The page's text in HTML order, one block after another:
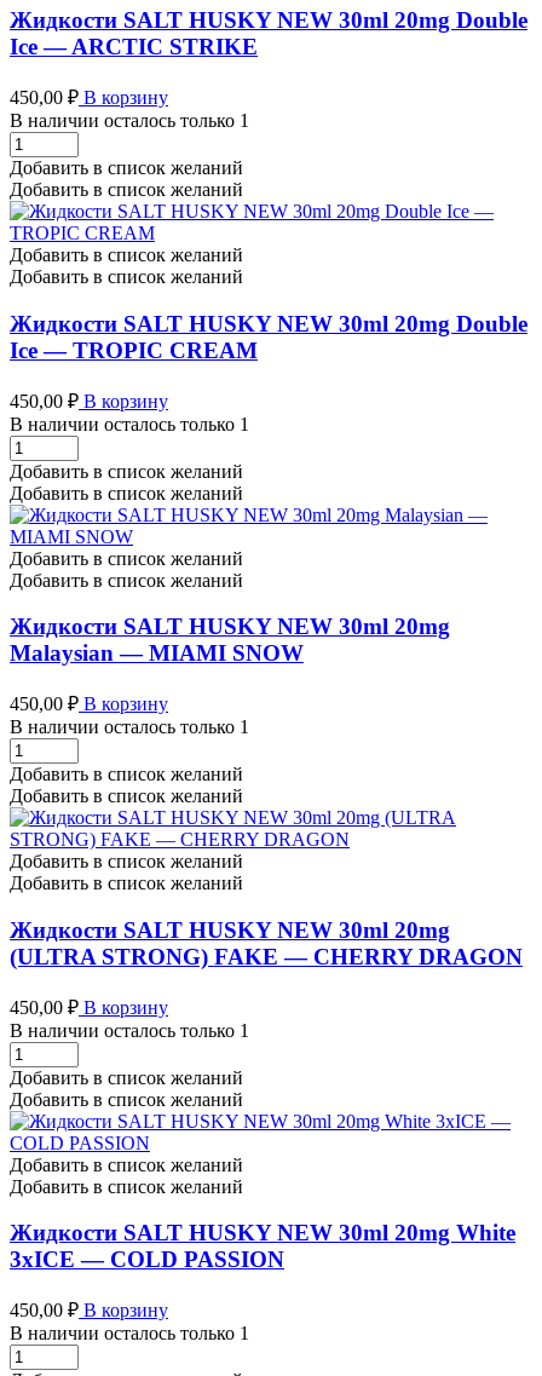
Жидкости SALT HUSKY NEW 30ml 20mg Double
Ice — ARCTIC STRIKE
450,00 ₽ В корзину
В наличии осталось только 1
Жидкости
SALT
HUSKY
NEW
30ml
20mg
Double
Ice
-
ARCTIC
STRIKE
Добавить в список желаний
Добавить в список желаний
Добавить в список желаний
Добавить в список желаний
Жидкости SALT HUSKY NEW 30ml 20mg Double
Ice — TROPIC CREAM
450,00 ₽ В корзину
В наличии осталось только 1
Жидкости
SALT
HUSKY
NEW
30ml
20mg
Double
Ice
-
TROPIC
CREAM
Добавить в список желаний
Добавить в список желаний
Добавить в список желаний
Добавить в список желаний
Жидкости SALT HUSKY NEW 30ml 20mg
Malaysian — MIAMI SNOW
450,00 ₽ В корзину
В наличии осталось только 1
Жидкости
SALT
HUSKY
NEW
30ml
20mg
Malaysian
-
MIAMI
SNOW
количество
Добавить в список желаний
Добавить в список желаний
Добавить в список желаний
Добавить в список желаний
Жидкости SALT HUSKY NEW 30ml 20mg
(ULTRA STRONG) FAKE — CHERRY DRAGON
450,00 ₽ В корзину
В наличии осталось только 1
Жидкости
SALT
HUSKY
NEW
30ml
20mg
(ULTRA
STRONG)
FAKE
-
CHERRY
количество
Добавить в список желаний
Добавить в список желаний
Добавить в список желаний
Добавить в список желаний
Жидкости SALT HUSKY NEW 30ml 20mg White
3xICE — COLD PASSION
450,00 ₽ В корзину
В наличии осталось только 1
Жидкости